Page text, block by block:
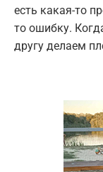
есть какая-то
то ошибку.
другу делаем